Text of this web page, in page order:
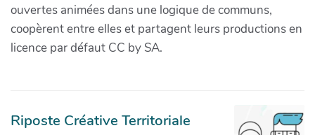
ouvertes animées dans une logique de communs,
coopèrent entre elles et partagent leurs productions en
licence par défaut CC by SA.
Riposte Créative Territoriale